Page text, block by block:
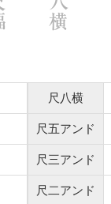
尺八横
尺五アンド
尺三アンド
尺二アンド